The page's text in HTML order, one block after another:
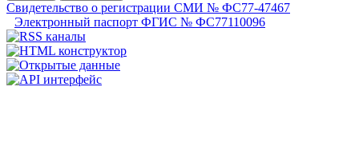
Свидетельство о регистрации СМИ № ФС77-47467
Электронный паспорт ФГИС № ФС77110096